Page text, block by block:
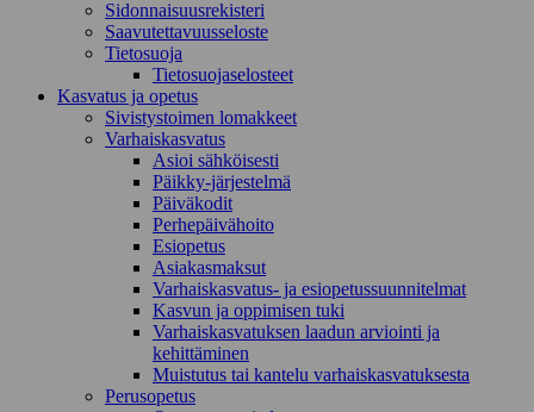
Sidonnaisuusrekisteri
Saavutettavuusseloste
Tietosuoja
Tietosuojaselosteet
Kasvatus ja opetus
Sivistystoimen lomakkeet
Varhaiskasvatus
Asioi sähköisesti
Päikky-järjestelmä
Päiväkodit
Perhepäivähoito
Esiopetus
Asiakasmaksut
Varhaiskasvatus- ja esiopetussuunnitelmat
Kasvun ja oppimisen tuki
Varhaiskasvatuksen laadun arviointi ja
kehittäminen
Muistutus tai kantelu varhaiskasvatuksesta
Perusopetus